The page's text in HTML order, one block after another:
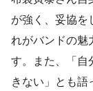
が強く、妥協を
れがバンドの魅
す。また、「自
きない」とも語